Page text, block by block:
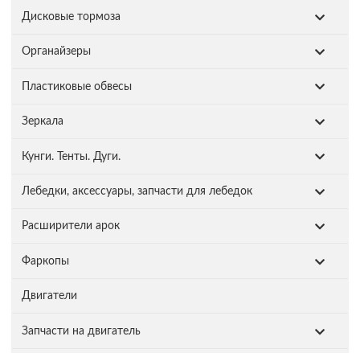
Дисковые тормоза
Органайзеры
Пластиковые обвесы
Зеркала
Кунги. Тенты. Дуги.
Лебедки, аксессуары, запчасти для лебедок
Расширители арок
Фаркопы
Двигатели
Запчасти на двигатель